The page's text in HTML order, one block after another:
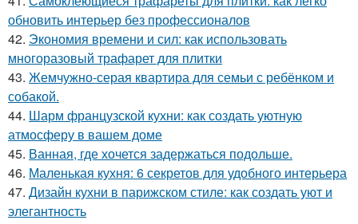
обновить интерьер без профессионалов
42. Экономия времени и сил: как использовать
многоразовый трафарет для плитки
43. Жемчужно-серая квартира для семьи с ребёнком и
собакой.
44. Шарм французской кухни: как создать уютную
атмосферу в вашем доме
45. Ванная, где хочется задержаться подольше.
46. Маленькая кухня: 6 секретов для удобного интерьера
47. Дизайн кухни в парижском стиле: как создать уют и
элегантность